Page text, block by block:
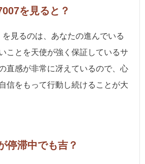
を見ると？
見るのは、あなたの進んでいる
ことを天使が強く保証しているサ
直感が非常に冴えているので、心
信をもって行動し続けることが大
停滞中でも吉？